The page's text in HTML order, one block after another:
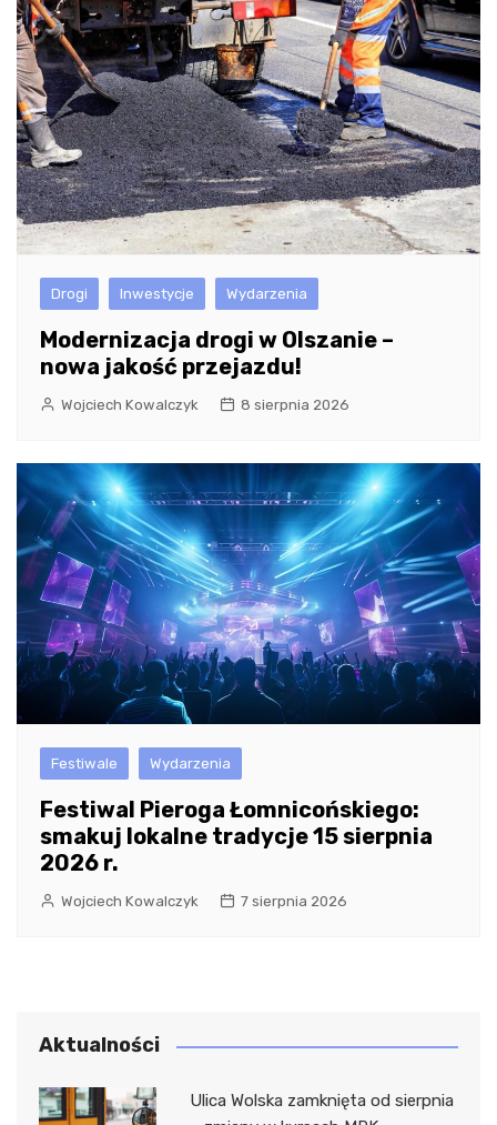
Drogi Inwestycje Wydarzenia
Modernizacja drogi w Olszanie –
nowa jakość przejazdu!
Wojciech Kowalczyk 8 sierpnia 2026
Festiwale Wydarzenia
Festiwal Pieroga Łomnicońskiego:
smakuj lokalne tradycje 15 sierpnia
2026 r.
Wojciech Kowalczyk 7 sierpnia 2026
Aktualności
Ulica Wolska zamknięta od sierpnia